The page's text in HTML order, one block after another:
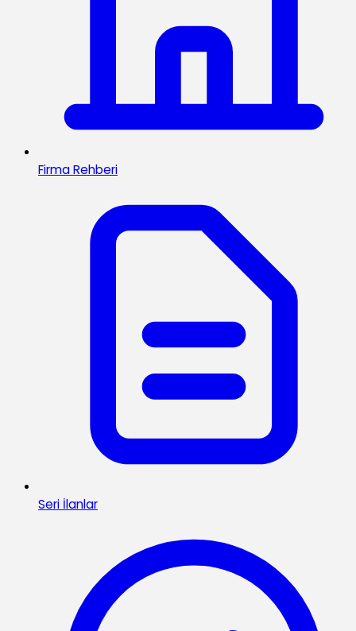
Firma Rehberi
Seri İlanlar